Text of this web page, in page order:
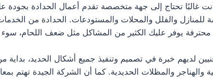
البحث عن تركيب ابواب حديد في دبي 0561986146 فأنت غالبًا تحتاج إلى جهة متخصصة تقدم
والفلل والمحلات والمستودعات. الحدادة من
يوفر عليك الكثير من المشاكل مثل ضعف اللحام،
لديهم خبرة في تصميم وتنفيذ جميع أشكال الحديد، بداية
والمظلات الحديدية. كما أن الشركة الجيدة تهتم